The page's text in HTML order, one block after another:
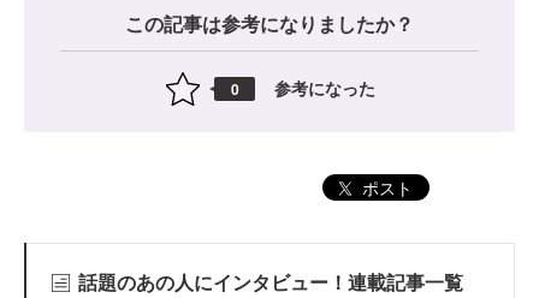
この記事は参考になりましたか？
0 参考になった
ポスト
話題のあの人にインタビュー！連載記事一覧